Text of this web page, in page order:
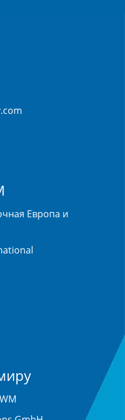
Европа и